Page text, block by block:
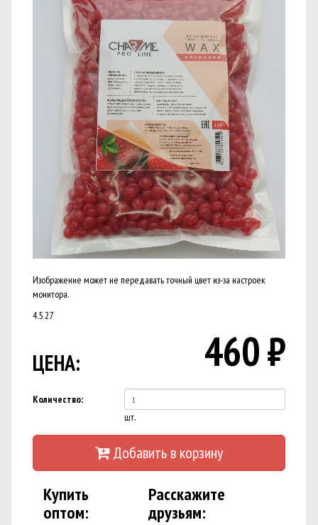
Изображение может не передавать точный цвет из-за настроек
монитора.
4.527
ЦЕНА: 460₽
Количество:
шт.
Добавить в корзину
Купить
оптом:
Расскажите
друзьям: